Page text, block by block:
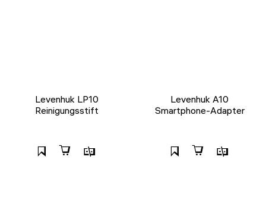
Levenhuk LP10
Reinigungsstift
Levenhuk A10
Smartphone-Adapter